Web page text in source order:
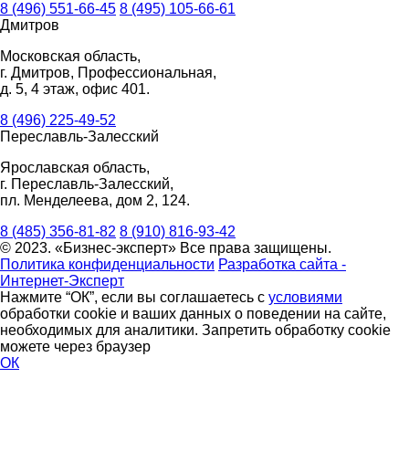
8 (496) 551-66-45 8 (495) 105-66-61
Дмитров
Московская область,
г. Дмитров, Профессиональная,
д. 5, 4 этаж, офис 401.
8 (496) 225-49-52
Переславль-Залесский
Ярославская область,
г. Переславль-Залесский,
пл. Менделеева, дом 2, 124.
8 (485) 356-81-82 8 (910) 816-93-42
© 2023. «Бизнес-эксперт» Все права защищены.
Политика конфиденциальности Разработка сайта -
Интернет-Эксперт
Нажмите “ОК”, если вы соглашаетесь с условиями
обработки cookie и ваших данных о поведении на сайте,
необходимых для аналитики. Запретить обработку cookie
можете через браузер
ОК